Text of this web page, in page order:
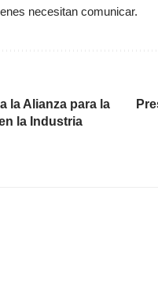
necesitan comunicar.
la Alianza para la
la Industria